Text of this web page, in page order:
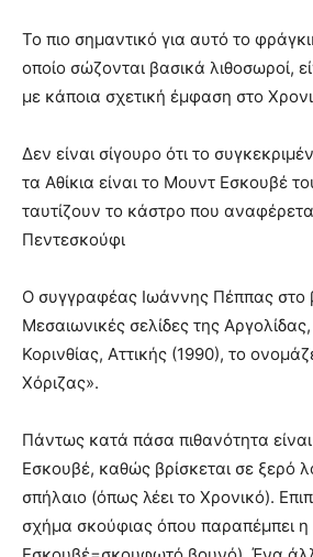
Το πιο σημαντικό για αυτό το
οποίο σώζονται βασικά λιθοσωροί,
με κάποια σχετική έμφαση στο
Δεν είναι σίγουρο ότι το
τα Αθίκια είναι το Μουντ Εσκουβέ
ταυτίζουν το κάστρο που
Πεντεσκούφι
Ο συγγραφέας Ιωάννης Πέππας στο
Μεσαιωνικές σελίδες της
Κορινθίας, Αττικής (1990), το
Χόριζας».
Πάντως κατά πάσα πιθανότητα
Εσκουβέ, καθώς βρίσκεται σε ξερό
σπήλαιο (όπως λέει το Χρονικό).
σχήμα σκούφιας όπου παραπέμπει